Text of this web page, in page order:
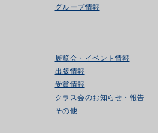
グループ情報
展覧会・イベント情報
出版情報
受賞情報
クラス会のお知らせ・報告
その他